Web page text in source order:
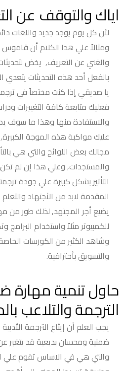
اياك والتوقف عن
لأن كل يوم يوجد جديد واللغات
ومثالاً علي هذا الكلام أن قاموس
والغني عن التعريف, يخض
بالفعل أحد هذه التحديثات
يا صديقي إذا كنت مختصاً في
فعليك متابعة كافة التغييرات
والاستفادة منها وهذا ما سوف
عليك مواكبة هذه الموجة
مجالك بعض اللوائح والتي هي
والمستجدات, وعلي هذا إن لم
التأثير بشكل كبيرة علي جودة
المقدمة لابد من الأجتهاد والتعلم
يضيع أجر المجتهد, لذلك طور من
للكمبيوتر مثلاً واستخدام البرامج
وشاهد الكثير من الكورسات
والتسويق بأحترافية.
حاول تنمية مهارة
الترجمة والتلاعب
يجب العلم أن إيثاع الترجمة
ضمنية ومحسان بديعية قد يتغير
والتي هي في الاساس تقوم علي